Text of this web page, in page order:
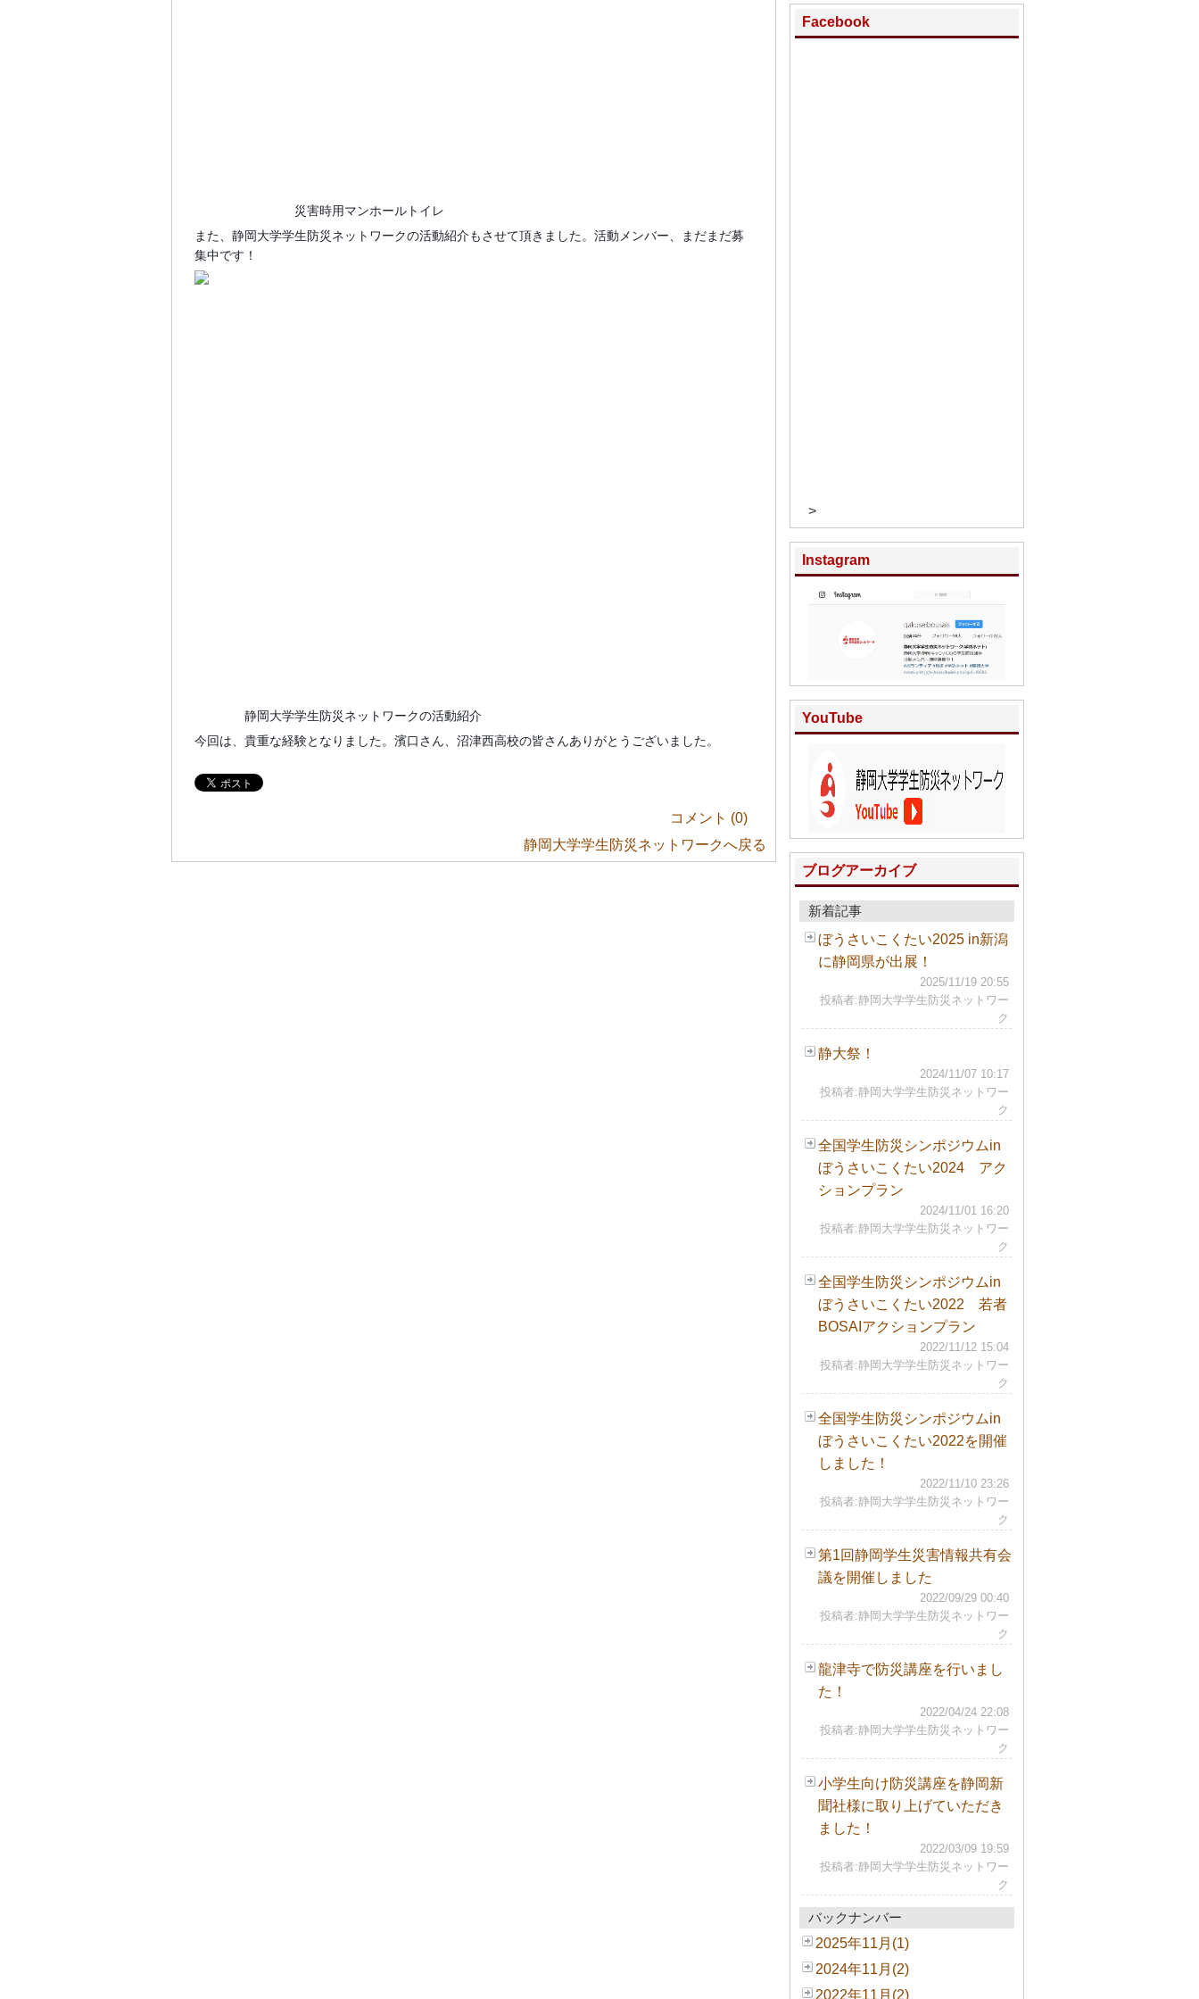
災害時用マンホールトイレ
また、静岡大学学生防災ネットワークの活動紹介もさせて頂きました。活動メンバー、まだまだ募
集中です！
静岡大学学生防災ネットワークの活動紹介
今回は、貴重な経験となりました。濱口さん、沼津西高校の皆さんありがとうございました。
コメント (0)
静岡大学学生防災ネットワークへ戻る
Facebook
>
Instagram
YouTube
ブログアーカイブ
新着記事
ぼうさいこくたい2025 in新潟
に静岡県が出展！
2025/11/19 20:55
投稿者:静岡大学学生防災ネットワー
ク
静大祭！
2024/11/07 10:17
投稿者:静岡大学学生防災ネットワー
ク
全国学生防災シンポジウムin
ぼうさいこくたい2024 アク
ションプラン
2024/11/01 16:20
投稿者:静岡大学学生防災ネットワー
ク
全国学生防災シンポジウムin
ぼうさいこくたい2022 若者
BOSAIアクションプラン
2022/11/12 15:04
投稿者:静岡大学学生防災ネットワー
ク
全国学生防災シンポジウムin
ぼうさいこくたい2022を開催
しました！
2022/11/10 23:26
投稿者:静岡大学学生防災ネットワー
ク
第1回静岡学生災害情報共有会
議を開催しました
2022/09/29 00:40
投稿者:静岡大学学生防災ネットワー
ク
龍津寺で防災講座を行いまし
た！
2022/04/24 22:08
投稿者:静岡大学学生防災ネットワー
ク
小学生向け防災講座を静岡新
聞社様に取り上げていただき
ました！
2022/03/09 19:59
投稿者:静岡大学学生防災ネットワー
ク
バックナンバー
2025年11月(1)
2024年11月(2)
2022年11月(2)